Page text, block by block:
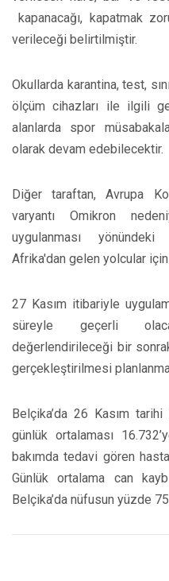
kapanacağı, kapatmak
verileceği belirtilmiştir.
Okullarda karantina, test,
ölçüm cihazları ile ilgili
alanlarda spor
olarak devam edebilecektir.
Diğer taraftan, Avrupa
varyantı Omikron
uygulanması yönündeki
Afrika'dan gelen yolcular
27 Kasım itibariyle
süreyle geçerli
değerlendirileceği bir
gerçekleştirilmesi
Belçika’da 26 Kasım
günlük ortalaması
bakımda tedavi gören
Günlük ortalama can
Belçika’da nüfusun yüzde